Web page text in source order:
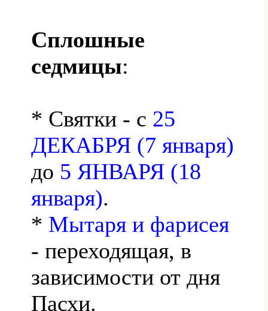
Сплошные
седмицы:
* Святки - с 25
ДЕКАБРЯ (7 января)
до 5 ЯНВАРЯ (18
января).
* Мытаря и фарисея
- переходящая, в
зависимости от дня
Пасхи.